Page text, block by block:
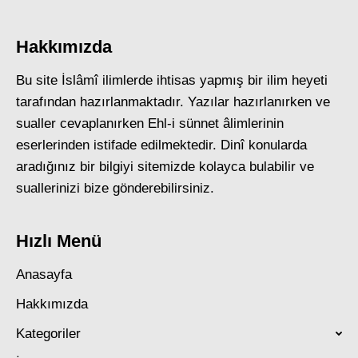
Hakkımızda
Bu site İslâmî ilimlerde ihtisas yapmış bir ilim heyeti
tarafından hazırlanmaktadır. Yazılar hazırlanırken ve
sualler cevaplanırken Ehl-i sünnet âlimlerinin
eserlerinden istifade edilmektedir. Dinî konularda
aradığınız bir bilgiyi sitemizde kolayca bulabilir ve
suallerinizi bize gönderebilirsiniz.
Hızlı Menü
Anasayfa
Hakkımızda
Kategoriler